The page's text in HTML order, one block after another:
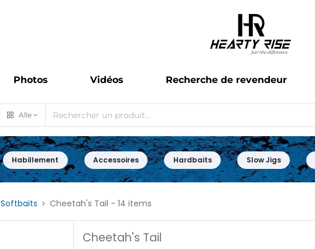
Photos Vidéos Recherche de revendeur
Alle
Habillement Accessoires Hardbaits Slow Jigs
Softbaits Cheetah's Tail - 14 items
Cheetah's Tail